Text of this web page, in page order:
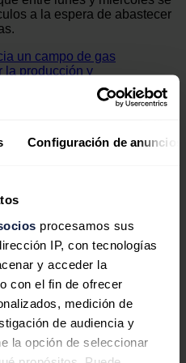
Configuración de anuncios
procesamos sus
IP, con tecnologías
y acceder la
con el fin de ofrecer
medición de
de audiencia y
la opción de seleccionar
a la espera de abastecer
la producción para
Cámara Nacional de
del Ecuador, Ivo
es real y negó
por parte de los
de las gasolinas que
como aseguraba el Gobierno.
en la